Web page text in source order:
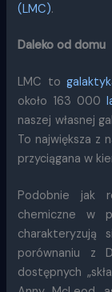
(LMC).
Daleko od domu
LMC to
około 163 000
naszej własnej
To największa z
przyciągana w
Podobnie jak
chemiczne w
charakteryzują
porównaniu z
dostępnych